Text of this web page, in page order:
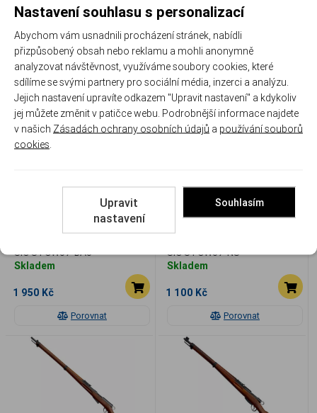
Porovnat
použitý
Skladem
4 500 Kč
Porovnat
samonabíjecí
Skladem
74 500 Kč
Porovnat
Bajonet SIG SG 510 / Stgw
SIG STGW57-BAJ
Skladem
1 950 Kč
Porovnat
Nástavec hledí pro noční
SIG STGW57-NS
Skladem
1 100 Kč
Nastavení souhlasu s personalizací
Abychom vám usnadnili procházení stránek, nabídli
přizpůsobený obsah nebo reklamu a mohli anonymně
analyzovat návštěvnost, využíváme soubory cookies, které
sdílíme se svými partnery pro sociální média, inzerci a analýzu.
Jejich nastavení upravíte odkazem "Upravit nastavení" a kdykoliv
jej můžete změnit v patičce webu. Podrobnější informace najdete
v našich Zásadách ochrany osobních údajů a používání souborů
cookies
Upravit
nastavení
Souhlasím